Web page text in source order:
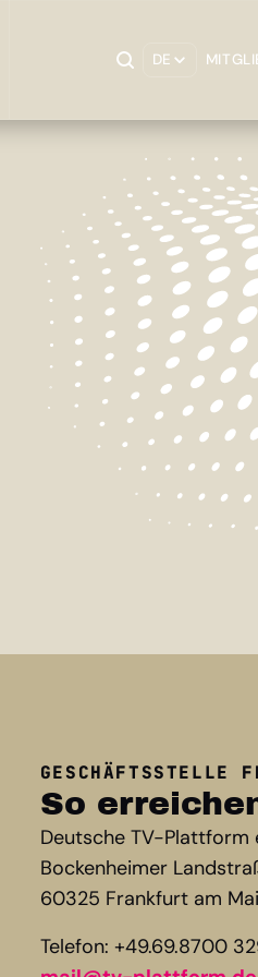
DE
GESCHÄFTSSTELLE
So
Deutsche TV-Plattform
Bockenheimer
60325 Frankfurt am
Telefon: +49.69.8700